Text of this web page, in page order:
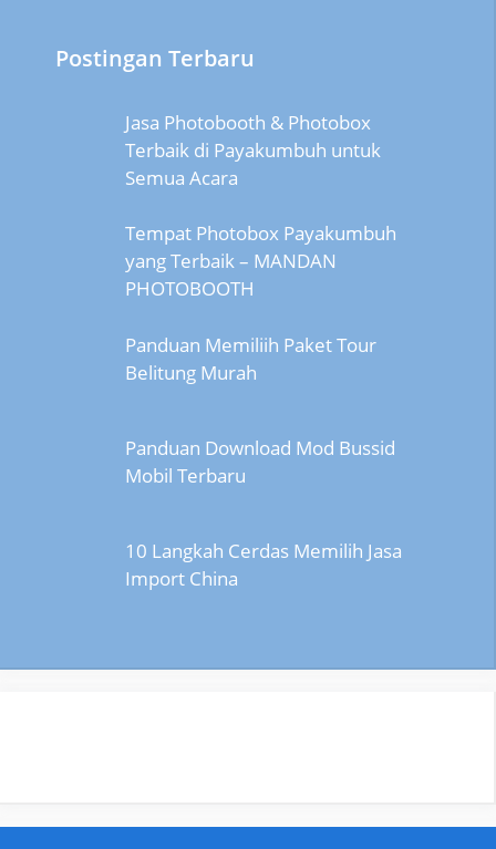
Postingan Terbaru
Jasa Photobooth & Photobox
Terbaik di Payakumbuh untuk
Semua Acara
Tempat Photobox Payakumbuh
yang Terbaik – MANDAN
PHOTOBOOTH
Panduan Memiliih Paket Tour
Belitung Murah
Panduan Download Mod Bussid
Mobil Terbaru
10 Langkah Cerdas Memilih Jasa
Import China